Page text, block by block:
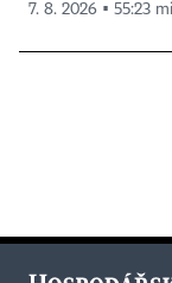
7. 8. 2026 ▪ 55:23